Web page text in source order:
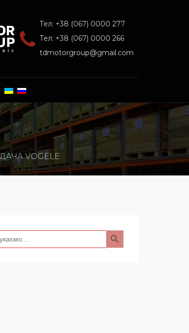
Тел: +38 (067) 0000 277
Тел: +38 (067) 0000 266
tdmotorgroup@gmail.com
VOGELE
Search Button